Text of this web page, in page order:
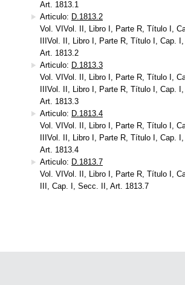
Art. 1813.1
Articulo: D.1813.2
Vol. VIVol. II, Libro I, Parte R, Título I,
IIIVol. II, Libro I, Parte R, Título I, Cap.
Art. 1813.2
Articulo: D.1813.3
Vol. VIVol. II, Libro I, Parte R, Título I,
IIIVol. II, Libro I, Parte R, Título I, Cap.
Art. 1813.3
Articulo: D.1813.4
Vol. VIVol. II, Libro I, Parte R, Título I,
IIIVol. II, Libro I, Parte R, Título I, Cap.
Art. 1813.4
Articulo: D.1813.7
Vol. VIVol. II, Libro I, Parte R, Título I,
III, Cap. I, Secc. II, Art. 1813.7